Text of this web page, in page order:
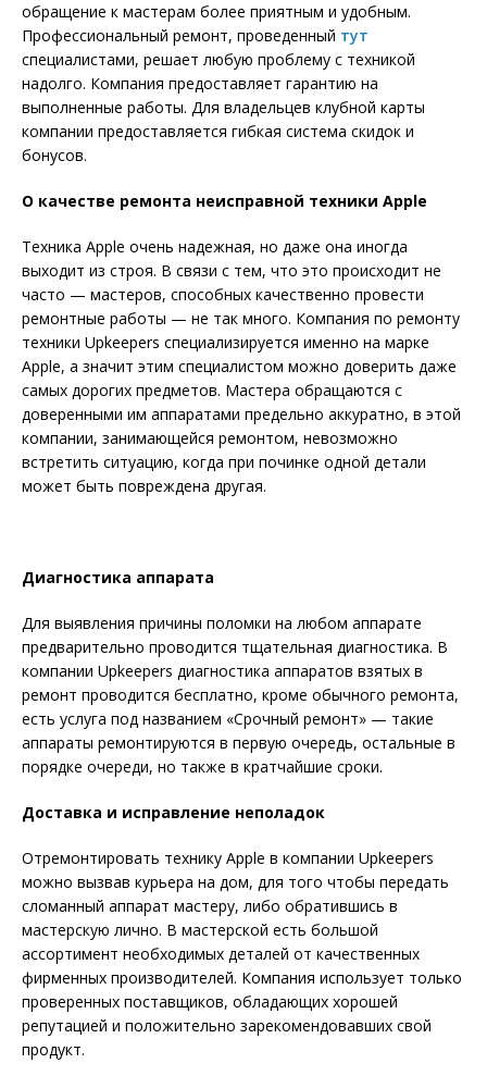
обращение к мастерам более приятным и удобным.
Профессиональный ремонт, проведенный тут
специалистами, решает любую проблему с техникой
надолго. Компания предоставляет гарантию на
выполненные работы. Для владельцев клубной карты
компании предоставляется гибкая система скидок и
бонусов.
О качестве ремонта неисправной техники Apple
Техника Apple очень надежная, но даже она иногда
выходит из строя. В связи с тем, что это происходит не
часто — мастеров, способных качественно провести
ремонтные работы — не так много. Компания по ремонту
техники Upkeepers специализируется именно на марке
Apple, а значит этим специалистом можно доверить даже
самых дорогих предметов. Мастера обращаются с
доверенными им аппаратами предельно аккуратно, в этой
компании, занимающейся ремонтом, невозможно
встретить ситуацию, когда при починке одной детали
может быть повреждена другая.
Диагностика аппарата
Для выявления причины поломки на любом аппарате
предварительно проводится тщательная диагностика. В
компании Upkeepers диагностика аппаратов взятых в
ремонт проводится бесплатно, кроме обычного ремонта,
есть услуга под названием «Срочный ремонт» — такие
аппараты ремонтируются в первую очередь, остальные в
порядке очереди, но также в кратчайшие сроки.
Доставка и исправление неполадок
Отремонтировать технику Apple в компании Upkeepers
можно вызвав курьера на дом, для того чтобы передать
сломанный аппарат мастеру, либо обратившись в
мастерскую лично. В мастерской есть большой
ассортимент необходимых деталей от качественных
фирменных производителей. Компания использует только
проверенных поставщиков, обладающих хорошей
репутацией и положительно зарекомендовавших свой
продукт.